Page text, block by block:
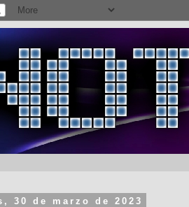
30 de marzo de 2023